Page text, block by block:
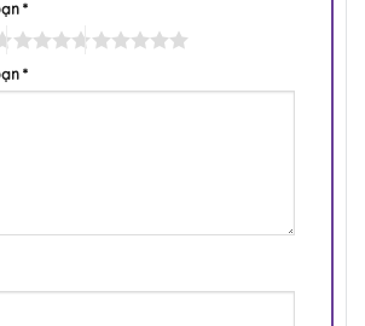
*
*